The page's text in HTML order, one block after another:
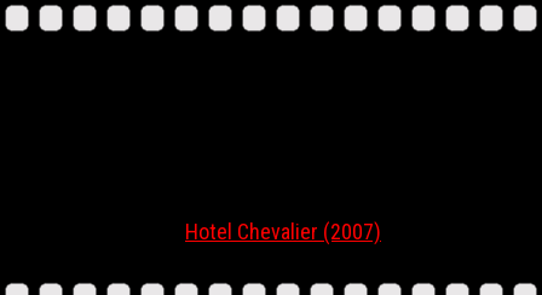
Hotel Chevalier (2007)